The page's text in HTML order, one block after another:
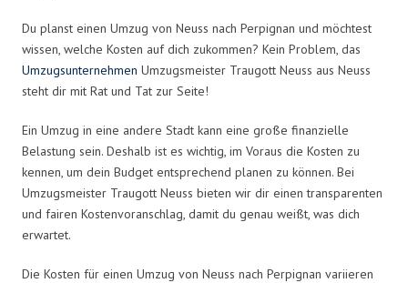
Du planst einen Umzug von Neuss nach Perpignan und möchtest
wissen, welche Kosten auf dich zukommen? Kein Problem, das
Umzugsunternehmen Umzugsmeister Traugott Neuss aus Neuss
steht dir mit Rat und Tat zur Seite!
Ein Umzug in eine andere Stadt kann eine große finanzielle
Belastung sein. Deshalb ist es wichtig, im Voraus die Kosten zu
kennen, um dein Budget entsprechend planen zu können. Bei
Umzugsmeister Traugott Neuss bieten wir dir einen transparenten
und fairen Kostenvoranschlag, damit du genau weißt, was dich
erwartet.
Die Kosten für einen Umzug von Neuss nach Perpignan variieren